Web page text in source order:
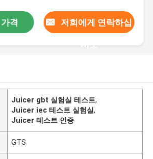
격 저희에게 연락하십
시오
Juicer gbt 실험실 테스트,
Juicer iec 테스트 실험실,
Juicer 테스트 인증
GTS